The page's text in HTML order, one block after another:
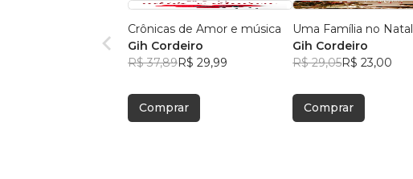
Crônicas de Amor e música
Gih Cordeiro
R$ 37,89R$ 29,99
Comprar
Uma Família no Natal
Gih Cordeiro
R$ 29,05R$ 23,00
Comprar